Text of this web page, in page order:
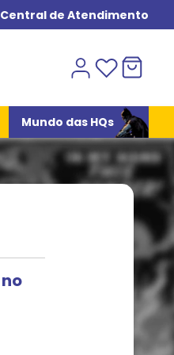
Central de Atendimento
Mundo das HQs